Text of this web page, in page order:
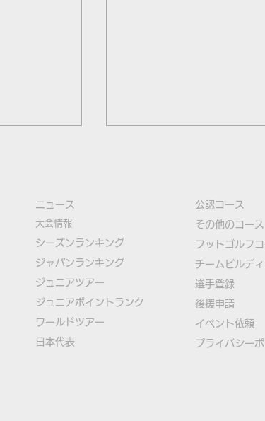
ップの10
フ初のユ
古田選手が8位タイで最
へ、フットゴルフ初のユ
W杯2日目終了
​ニュース
大会情報
シーズンランキング
ジャパンランキング
ジュニアツアー
ジュニアポイントランク
​ワールドツアー
​​日本代表
公認コース
​その他のコース
​ フットゴルフ
チームビルデ
選手登録​
​後援申請
​イベント依頼
プライバシー